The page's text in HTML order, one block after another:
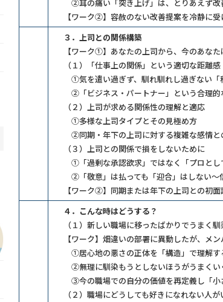
②耳の痛い「突き上げ」は、とりあえず改
【ワーク②】容赦のない改善提案を冷静に
３．上司との関係構築
【ワーク①】あなたの上司から、今のあな
（１）「仕事上の関係」という適切な距離感
①気を遣い過ぎず、馴れ馴れし過ぎない「
②「ビジネス・パートナー」という合理的
（２）上司が求める関係性の理解と適応
①多様な上司タイプとその見極め方
②同期・年下の上司に対する複雑な感情と
（３）上司との関係で損をしないために
①「過剰な承認欲求」ではなく「プロとし
②「敬意」は払っても「迎合」はしない～
【ワーク②】同期または年下の上司との初
４．こんな時はどうする？
（１）新しい職場に移ったばかりでうまく
【ワーク】畑違いの部署に異動したが、メ
①居心地の悪さの正体を「構造」で理解す
②無理に馴染もうとしないほうがうまくい
③今の職場での自分の価値を再定義し「小
（２）職場にどうしても好きになれない人が